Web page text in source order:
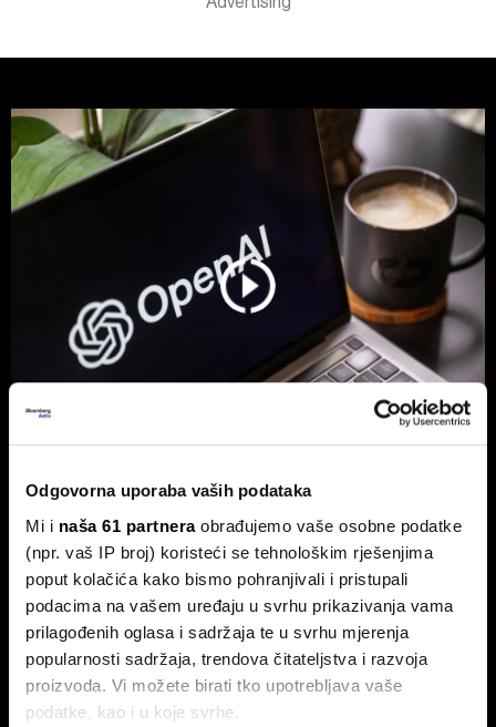
Odgovorna uporaba vaših podataka
Mi i naša 61 partneraobrađujemo vaše osobne podatke
(npr. vaš IP broj) koristeći se tehnološkim rješenjima
poput kolačića kako bismo pohranjivali i pristupali
podacima na vašem uređaju u svrhu prikazivanja vama
prilagođenih oglasa i sadržaja te u svrhu mjerenja
popularnosti sadržaja, trendova čitateljstva i razvoja
proizvoda. Vi možete birati tko upotrebljava vaše
podatke, kao i u koje svrhe.
Hrvatska tvrtka prva u OpenAI
partnerskoj mreži - Tehnologija je
globalna, ali biznis je lokalan
Za partnere nije ključno samo tehničko znanje, već
stvaranje mjerljivog poslovnog rezultata.